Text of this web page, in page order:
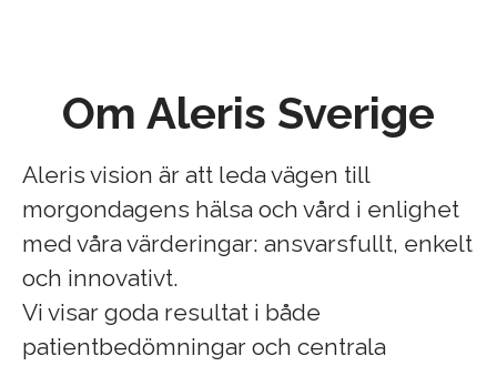
Om Aleris Sverige
Aleris vision är att leda vägen till
morgondagens hälsa och vård i enlighet
med våra värderingar: ansvarsfullt, enkelt
och innovativt.
Vi visar goda resultat i både
patientbedömningar och centrala